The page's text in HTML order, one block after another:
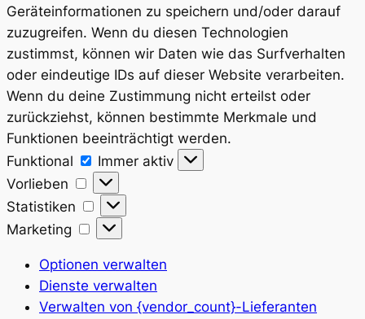
Geräteinformationen zu speichern und/oder darauf
zuzugreifen. Wenn du diesen Technologien
zustimmst, können wir Daten wie das Surfverhalten
oder eindeutige IDs auf dieser Website verarbeiten.
Wenn du deine Zustimmung nicht erteilst oder
zurückziehst, können bestimmte Merkmale und
Funktionen beeinträchtigt werden.
Funktional
Funktional
Immer aktiv
Vorlieben
Vorlieben
Statistiken
Statistiken
Marketing
Marketing
Optionen verwalten
Dienste verwalten
Verwalten von {vendor_count}-Lieferanten